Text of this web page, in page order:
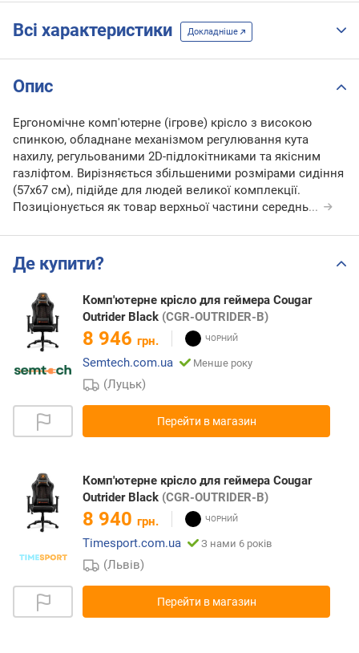
Всі характеристики Докладніше
Опис
Ергономічне комп'ютерне (ігрове) крісло з високою
спинкою, обладнане механізмом регулювання кута
нахилу, регульованими 2D-підлокітниками та якісним
газліфтом. Вирізняється збільшеними розмірами сидіння
(57х67 см), підійде для людей великої комплекції.
Позиціонується як товар верхньої частини середнь...
Де купити?
Комп'ютерне крісло для геймера Cougar
Outrider Black (CGR-OUTRIDER-B)
8 946 грн.
Semtech.com.ua
Менше року
(Луцьк)
Перейти в магазин
Комп'ютерне крісло для геймера Cougar
Outrider Black (CGR-OUTRIDER-B)
8 940 грн.
Timesport.com.ua
З нами 6 років
(Львів)
Перейти в магазин